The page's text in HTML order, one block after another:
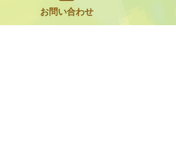
お問い合わせ